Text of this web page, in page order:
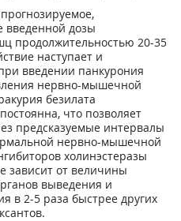
введенной дозы
продолжительностью 20-35
наступает и
введении панкурония
нервно-мышечной
безилата
что позволяет
предсказуемые интервалы
нервно-мышечной
холинэстеразы
зависит от величины
выведения и
в 2-5 раза быстрее других